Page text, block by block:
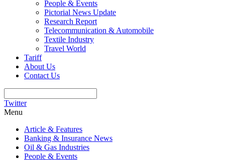
People & Events
Pictorial News Update
Research Report
Telecommunication & Automobile
Textile Industry
Travel World
Tariff
About Us
Contact Us
Twitter
Menu
Article & Features
Banking & Insurance News
Oil & Gas Industries
People & Events